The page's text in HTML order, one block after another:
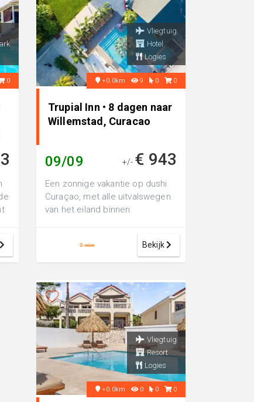
0
Vliegtuig
Hotel
Logies
+0.0km 9 0 0
Trupial Inn • 8 dagen naar
Willemstad, Curacao
09/09 +/- € 943
Een zonnige vakantie op dushi
Curaçao, met alle uitvalswegen
van het eiland binnen
Bekijk
Vliegtuig
Resort
Logies
+0.0km 0 0 0